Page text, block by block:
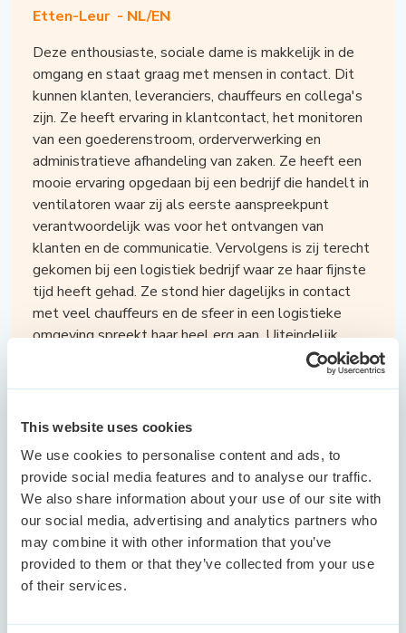
This website uses cookies
We use cookies to personalise content and ads, to
provide social media features and to analyse our traffic.
We also share information about your use of our site with
our social media, advertising and analytics partners who
may combine it with other information that you’ve
provided to them or that they’ve collected from your use
of their services.
Etten-Leur - NL/EN
Deze enthousiaste, sociale dame is makkelijk in de
omgang en staat graag met mensen in contact. Dit
kunnen klanten, leveranciers, chauffeurs en collega's
zijn. Ze heeft ervaring in klantcontact, het monitoren
van een goederenstroom, orderverwerking en
administratieve afhandeling van zaken. Ze heeft een
mooie ervaring opgedaan bij een bedrijf die handelt in
ventilatoren waar zij als eerste aanspreekpunt
verantwoordelijk was voor het ontvangen van
klanten en de communicatie. Vervolgens is zij terecht
gekomen bij een logistiek bedrijf waar ze haar fijnste
tijd heeft gehad. Ze stond hier dagelijks in contact
met veel chauffeurs en de sfeer in een logistieke
omgeving spreekt haar heel erg aan. Uiteindelijk
heeft ze het bedrijf verlaten omdat het minder goed
ging met het bedrijf. Klantvriendelijkheid, planning &
servicegerichtheid zijn competenties die haar typeren.
Meertalige kandidaat met ervaring in
technische sector
Dongen -NL/EN/DU
verkoopbinnendienstfuncties heeft uitgebreide